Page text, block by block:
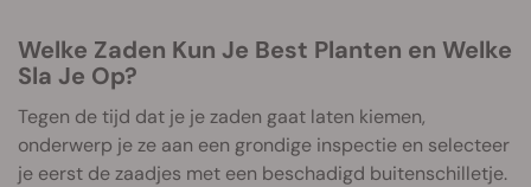
Welke Zaden Kun Je Best Planten en Welke
Sla Je Op?
Tegen de tijd dat je je zaden gaat laten kiemen,
onderwerp je ze aan een grondige inspectie en selecteer
je eerst de zaadjes met een beschadigd buitenschilletje.